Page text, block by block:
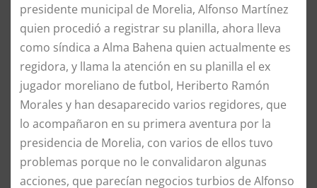
presidente municipal de Morelia, Alfonso Martínez
quien procedió a registrar su planilla, ahora lleva
como síndica a Alma Bahena quien actualmente es
regidora, y llama la atención en su planilla el ex
jugador moreliano de futbol, Heriberto Ramón
Morales y han desaparecido varios regidores, que
lo acompañaron en su primera aventura por la
presidencia de Morelia, con varios de ellos tuvo
problemas porque no le convalidaron algunas
acciones, que parecían negocios turbios de Alfonso